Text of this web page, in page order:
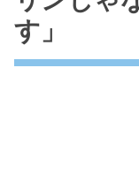
す」